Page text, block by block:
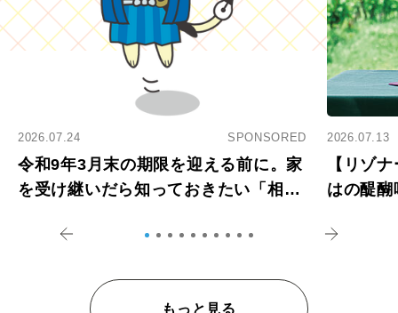
2026.07.24 SPONSORED
令和9年3月末の期限を迎える前に。家
を受け継いだら知っておきたい「相続
2026.07.13
【リゾ
はの醍
もっと見る